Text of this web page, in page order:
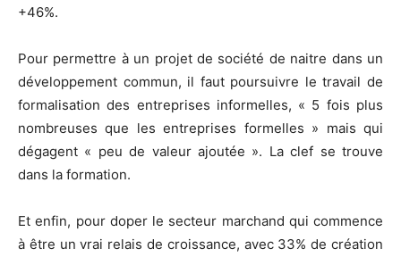
+46%.
Pour permettre à un projet de société de naitre dans un
développement commun, il faut poursuivre le travail de
formalisation des entreprises informelles, « 5 fois plus
nombreuses que les entreprises formelles » mais qui
dégagent « peu de valeur ajoutée ». La clef se trouve
dans la formation.
Et enfin, pour doper le secteur marchand qui commence
à être un vrai relais de croissance, avec 33% de création